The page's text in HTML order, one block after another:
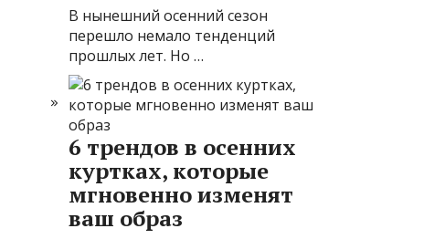
В нынешний осенний сезон
перешло немало тенденций
прошлых лет. Но …
6 трендов в осенних
куртках, которые
мгновенно изменят
ваш образ